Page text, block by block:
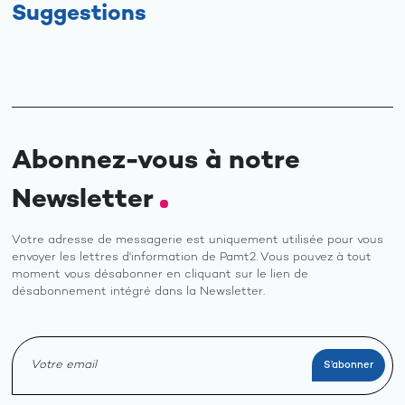
Suggestions
Abonnez-vous à notre
Newsletter
Votre adresse de messagerie est uniquement utilisée pour vous
envoyer les lettres d'information de Pamt2. Vous pouvez à tout
moment vous désabonner en cliquant sur le lien de
désabonnement intégré dans la Newsletter.